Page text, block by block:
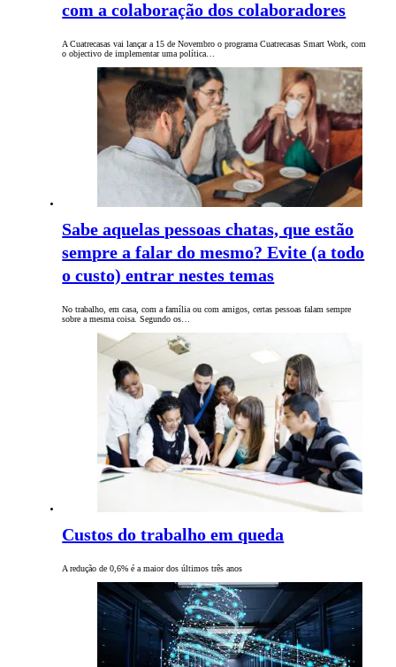
com a colaboração dos colaboradores
A Cuatrecasas vai lançar a 15 de Novembro o programa Cuatrecasas Smart Work, com
o objectivo de implementar uma política…
Sabe aquelas pessoas chatas, que estão
sempre a falar do mesmo? Evite (a todo
o custo) entrar nestes temas
No trabalho, em casa, com a família ou com amigos, certas pessoas falam sempre
sobre a mesma coisa. Segundo os…
Custos do trabalho em queda
A redução de 0,6% é a maior dos últimos três anos